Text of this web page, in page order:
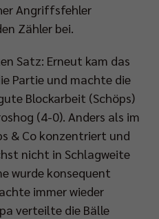
Angriffsfehler
Zähler bei.
Satz: Erneut kam das
Partie und machte die
Blockarbeit (Schöps)
(4-0). Anders als im
& Co konzentriert und
nicht in Schlagweite
wurde konsequent
immer wieder
verteilte die Bälle